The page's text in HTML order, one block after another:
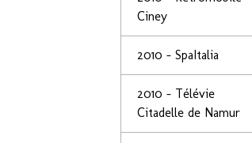
Ciney
2010 - SpaItalia
2010 - Télévie
Citadelle de Namur